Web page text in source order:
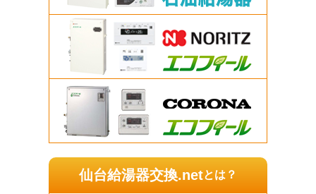
仙台給湯器交換.netとは？